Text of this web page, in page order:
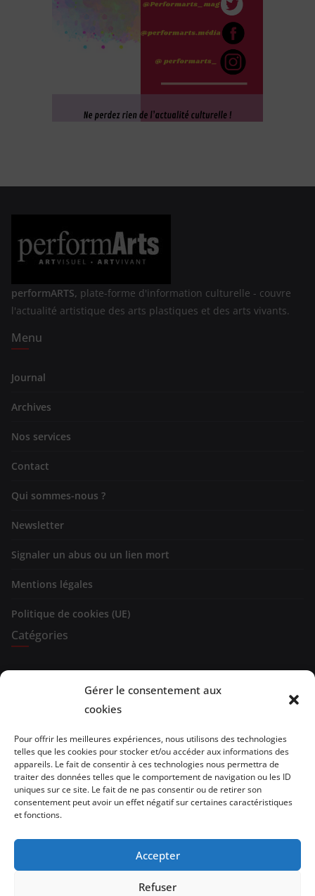
Gérer le consentement aux
cookies
Pour offrir les meilleures expériences, nous utilisons des technologies
telles que les cookies pour stocker et/ou accéder aux informations des
appareils. Le fait de consentir à ces technologies nous permettra de
traiter des données telles que le comportement de navigation ou les ID
uniques sur ce site. Le fait de ne pas consentir ou de retirer son
consentement peut avoir un effet négatif sur certaines caractéristiques
et fonctions.
Accepter
Refuser
performARTS, plate-forme d'information culturelle - couvre
l'actualité artistique des arts plastiques et des arts vivants.
Menu
Journal
Archives
Nos services
Contact
Qui sommes-nous ?
Newsletter
Signaler un abus ou un lien mort
Mentions légales
Politique de cookies (UE)
Catégories
Evénements
Brèves de lecture
Opinion